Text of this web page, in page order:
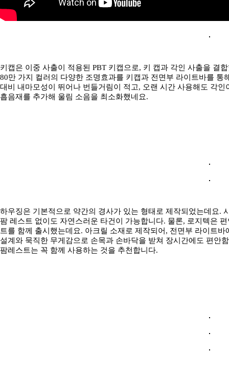
키캡은 이중 사출이 적용된 PBT 키캡으로, 키 캡과 각인 사출을 결
80만 가지 컬러의 다양한 조명효과를 키캡과 전면부 라이트바를
대비 내마모성이 뛰어나 번들거림이 적고, 오랜 시간 사용해도 각
흡음재를 추가해 울림 소음을 최소화했네요.
하우징은 기본적으로 약간의 경사가 있는 형태로 제작되었는데요.
팜 레스트 없이도 자연스러운 타건이 가능합니다. 물론, 로지텍은
트를 함께 출시했는데요. 아크릴 소재로 제작되어, 전면부 라이트
설계와 묵직한 무게감으로 손목과 손바닥을 받쳐 장시간에도 편안
팜레스트는 꼭 함께 사용하는 것을 추천합니다.